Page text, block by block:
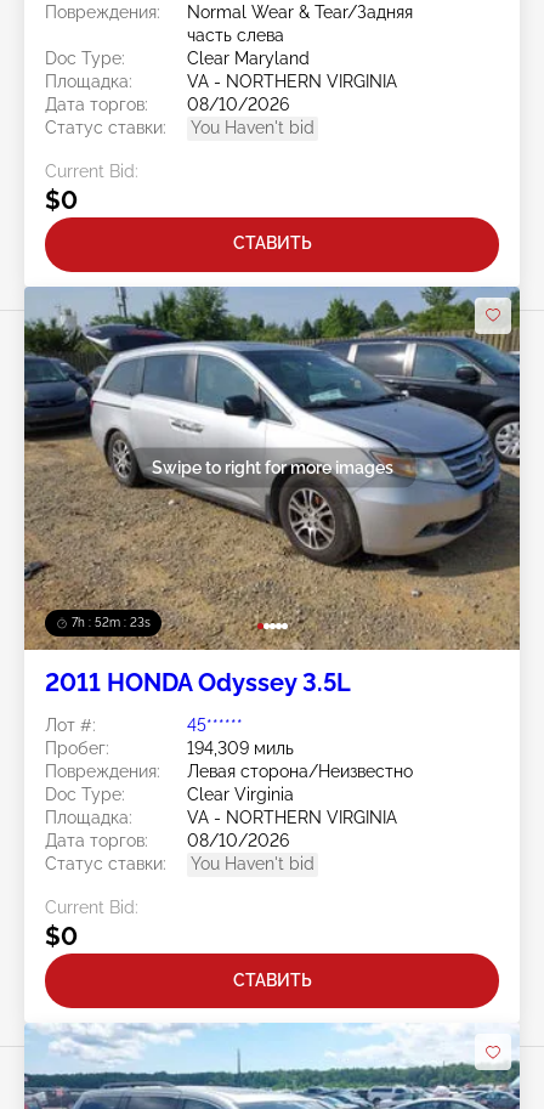
Повреждения:
Normal Wear & Tear/Задняя
часть слева
Doc Type:
Clear Maryland
Площадка:
VA - NORTHERN VIRGINIA
Дата торгов:
08/10/2026
Статус ставки:
You Haven't bid
Current Bid:
$0
СТАВИТЬ
7h : 52m : 20s
Swipe to right for more images
2011 HONDA Odyssey 3.5L
Лот #:
45******
Пробег:
194,309 миль
Повреждения:
Левая сторона/Неизвестно
Doc Type:
Clear Virginia
Площадка:
VA - NORTHERN VIRGINIA
Дата торгов:
08/10/2026
Статус ставки:
You Haven't bid
Current Bid:
$0
СТАВИТЬ